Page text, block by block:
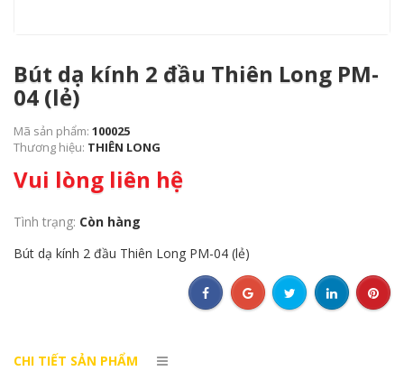
Bút dạ kính 2 đầu Thiên Long PM-
04 (lẻ)
Mã sản phẩm: 100025
Thương hiệu: THIÊN LONG
Vui lòng liên hệ
Tình trạng: Còn hàng
Bút dạ kính 2 đầu Thiên Long PM-04 (lẻ)
CHI TIẾT SẢN PHẨM